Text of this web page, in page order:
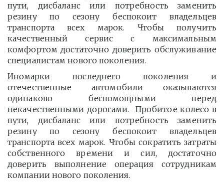
пути, дисбаланс или потребность заменить
резину по сезону беспокоит владельцев
транспорта всех марок. Чтобы получить
качественный сервис с максимальным
комфортом достаточно доверить обслуживание
специалистам нового поколения.
Иномарки последнего поколения и
отечественные автомобили оказываются
одинаково беспомощными перед
некачественными дорогами. Пробитое колесо в
пути, дисбаланс или потребность заменить
резину по сезону беспокоит владельцев
транспорта всех марок. Чтобы сократить затраты
собственного времени и сил, достаточно
доверить выполнение операция сотрудникам
компании нового поколения.